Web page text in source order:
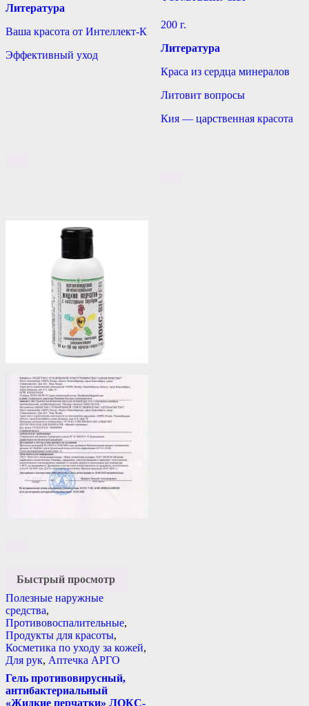
Литература
Ваша красота от Интеллект-К
Эффективный уход
200 г.
Литература
Краса из сердца минералов
Литовит вопросы
Кия — царственная красота
Быстрый просмотр
Полезные наружные
средства,
Противовоспалительные,
Продукты для красоты,
Косметика по уходу за кожей,
Для рук, Аптечка АРГО
Гель противовирусный,
антибактериальный
«Жидкие перчатки» ЛОКС-